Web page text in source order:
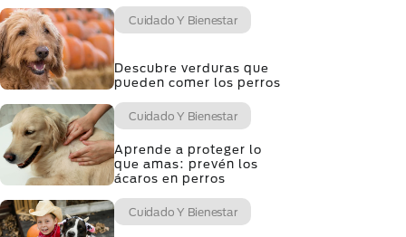
Cuidado Y Bienestar
Descubre verduras que
pueden comer los perros
Cuidado Y Bienestar
Aprende a proteger lo
que amas: prevén los
ácaros en perros
Cuidado Y Bienestar